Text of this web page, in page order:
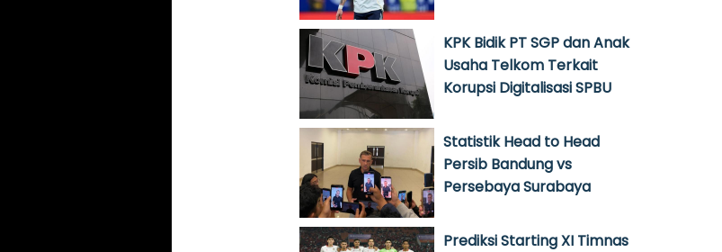
KPK Bidik PT SGP dan Anak
Usaha Telkom Terkait
Korupsi Digitalisasi SPBU
Statistik Head to Head
Persib Bandung vs
Persebaya Surabaya
Prediksi Starting XI Timnas